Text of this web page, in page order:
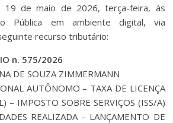
19 de maio de 2026, terça-feira, às
Pública em ambiente digital, via
recurso tributário:
n. 575/2026
DE SOUZA ZIMMERMANN
AUTÔNOMO – TAXA DE LICENÇA
– IMPOSTO SOBRE SERVIÇOS (ISS/A)
REALIZADA – LANÇAMENTO DE